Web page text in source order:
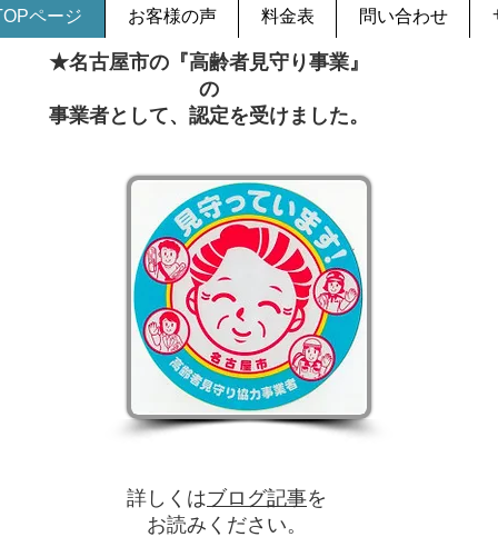
ページ お客様の声 料金表 問い合わせ
★名古屋市の『高齢者見守り事業』
の
事業者として、認定を受けました。
詳しくはブログ記事を
お読みください。